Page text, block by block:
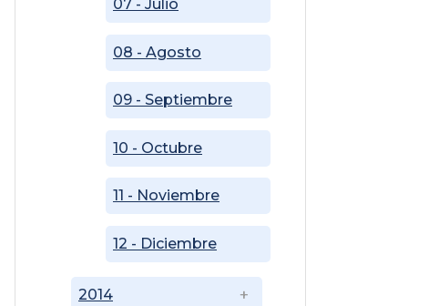
2014
07 - Julio
08 - Agosto
09 - Septiembre
10 - Octubre
11 - Noviembre
12 - Diciembre